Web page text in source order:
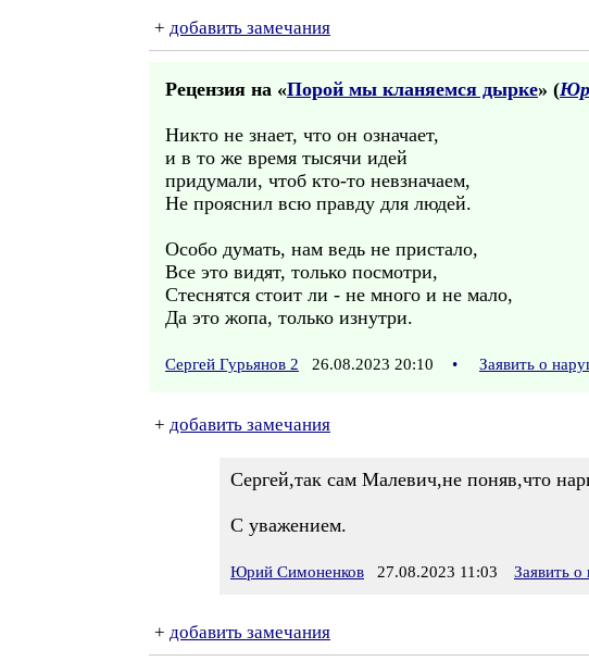
+ добавить замечания
Рецензия на «Порой мы кланяемся дырке» (
Никто не знает, что он означает,
и в то же время тысячи идей
придумали, чтоб кто-то невзначаем,
Не прояснил всю правду для людей.
Особо думать, нам ведь не пристало,
Все это видят, только посмотри,
Стеснятся стоит ли - не много и не мало,
Да это жопа, только изнутри.
Сергей Гурьянов 2 26.08.2023 20:10 • Заявить о
+ добавить замечания
Сергей,так сам Малевич,не поняв,что
С уважением.
Юрий Симоненков 27.08.2023 11:03 Заявить
+ добавить замечания